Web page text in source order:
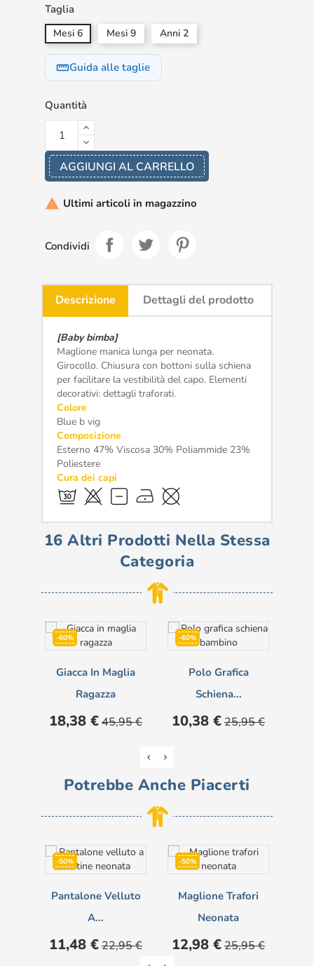
Taglia
Mesi 6 Mesi 9 Anni 2
straightenGuida alle taglie
Quantità
AGGIUNGI AL CARRELLO
 Ultimi articoli in magazzino
Condividi
Descrizione Dettagli del prodotto
[Baby bimba]
Maglione manica lunga per neonata.
Girocollo. Chiusura con bottoni sulla schiena
per facilitare la vestibilità del capo. Elementi
decorativi: dettagli traforati.
Colore
Blue b vig
Composizione
Esterno 47% Viscosa 30% Poliammide 23%
Poliestere
Cura dei capi
16 Altri Prodotti Nella Stessa
Categoria
-60%
Giacca In Maglia
Ragazza
Prezzo
18,38 € Prezzo
base
45,95 €
-60%
Polo Grafica
Schiena...
Prezzo
10,38 € Prezzo
base
25,95 €
Potrebbe Anche Piacerti
-50%
Pantalone Velluto
A...
Prezzo
11,48 € Prezzo
base
22,95 €
-50%
Maglione Trafori
Neonata
Prezzo
12,98 € Prezzo
base
25,95 €